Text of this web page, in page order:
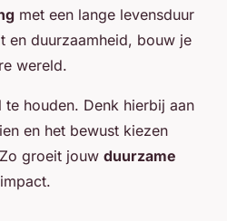
met een lange levensduur
en duurzaamheid, bouw je
wereld.
houden. Denk hierbij aan
en het bewust kiezen
groeit jouw duurzame